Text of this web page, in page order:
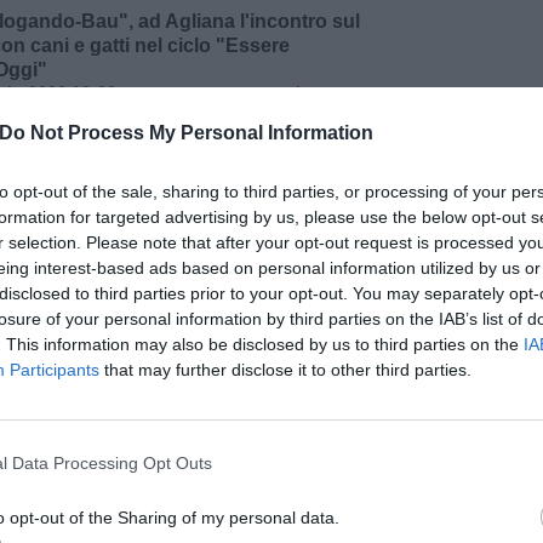
Do Not Process My Personal Information
opt-out of the sale, sharing to third parties, or processing of your
for targeted advertising by us, please use the below opt-out
selection. Please note that after your opt-out request is processed
interest-based ads based on personal information utilized by us
to third parties prior to your opt-out. You may separately
of your personal information by third parties on the IAB’s list of
This information may also be disclosed by us to third parties on the
Participants that may further disclose it to other third parties.
Data Processing Opt Outs
opt-out of the Sharing of my personal data.
Bau", ad Agliana l'incontro sul
cani e gatti nel ciclo "Essere
2026 13:08
i propri animali domestici come occasione di
dell’Istituto Comprensivo B. Sestini di Agliana.
si inserisce nel ciclo “Essere Genitori Oggi”
Comitato dei Genitori I.C.S.B. Sestini odv in
con il Rifugio […]
Leggi tutto →
vento e mareggiate: allerta meteo di
TOSCANA ATTUALITÀ
di bassa pressione proveniente dall’Atlantico che
di bassa pressione si sposterà successivamente
giornata di sabato. La Sala operativa delle